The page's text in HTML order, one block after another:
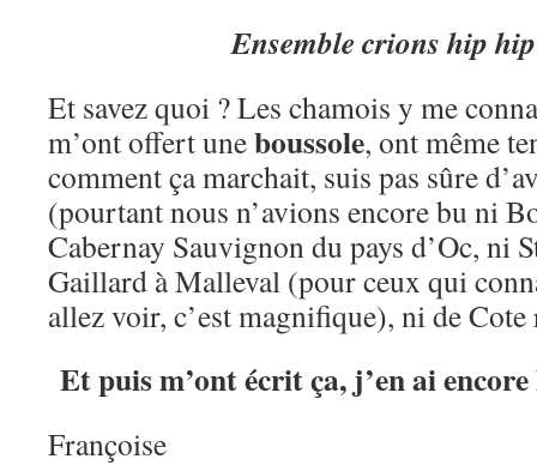
Ensemble crions hip
Et savez quoi ? Les chamois y me
m’ont offert uneboussole, ont même
comment ça marchait, suis pas sûre
(pourtant nous n’avions encore bu ni
Cabernay Sauvignon du pays d’Oc, ni
Gaillard à Malleval (pour ceux qui
allez voir, c’est magnifique), ni de
Et puis m’ont écrit ça, j’en ai
Françoise